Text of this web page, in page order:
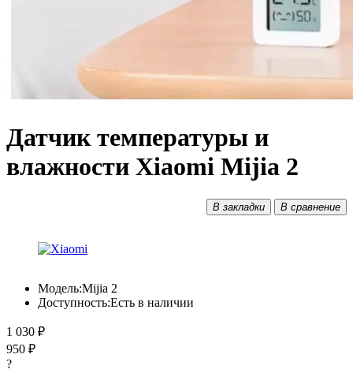
Датчик температуры и
влажности Xiaomi Mijia 2
В закладки В сравнение
Модель:Mijia 2
Доступность:Есть в наличии
1 030 ₽
950 ₽
?